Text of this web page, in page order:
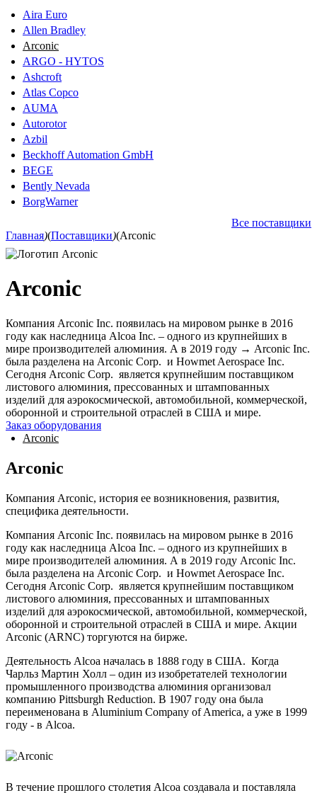
Aira Euro
Allen Bradley
Arconic
ARGO - HYTOS
Ashcroft
Atlas Copco
AUMA
Autorotor
Azbil
Beckhoff Automation GmbH
BEGE
Bently Nevada
BorgWarner
Все поставщики
Главная)(Поставщики)(Arconic
Arconic
Компания Arconic Inc. появилась на мировом рынке в 2016
году как наследница Alcoa Inc. – одного из крупнейших в
мире производителей алюминия. А в 2019 году → Arconic Inc.
была разделена на Arconic Corp. и Howmet Aerospace Inc.
Сегодня Arconic Corp. является крупнейшим поставщиком
листового алюминия, прессованных и штампованных
изделий для аэрокосмической, автомобильной, коммерческой,
оборонной и строительной отраслей в США и мире.
Заказ оборудования
Arconic
Arconic
Компания Arconic, история ее возникновения, развития,
специфика деятельности.
Компания Arconic Inc. появилась на мировом рынке в 2016
году как наследница Alcoa Inc. – одного из крупнейших в
мире производителей алюминия. А в 2019 году Arconic Inc.
была разделена на Arconic Corp. и Howmet Aerospace Inc.
Сегодня Arconic Corp. является крупнейшим поставщиком
листового алюминия, прессованных и штампованных
изделий для аэрокосмической, автомобильной, коммерческой,
оборонной и строительной отраслей в США и мире. Акции
Arconic (ARNC) торгуются на бирже.
Деятельность Alcoa началась в 1888 году в США. Когда
Чарльз Мартин Холл – один из изобретателей технологии
промышленного производства алюминия организовал
компанию Pittsburgh Reduction. В 1907 году она была
переименована в Aluminium Company of America, а уже в 1999
году - в Alcoa.
В течение прошлого столетия Alcoa создавала и поставляла